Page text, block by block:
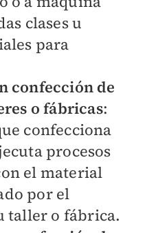
clases u
para
confección de
o fábricas:
confecciona
procesos
el material
por el
taller o fábrica.